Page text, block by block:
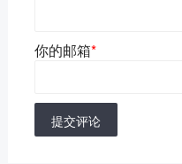
你的邮箱*
提交评论